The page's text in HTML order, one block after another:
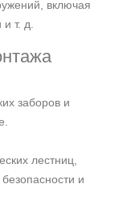
включая
т. д.
заборов и
лестниц,
и